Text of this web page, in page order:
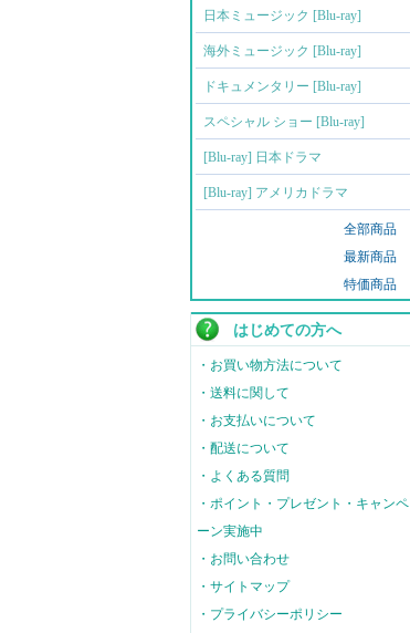
日本ミュージック [Blu-ray]
海外ミュージック [Blu-ray]
ドキュメンタリー [Blu-ray]
スペシャル ショー [Blu-ray]
[Blu-ray] 日本ドラマ
[Blu-ray] アメリカドラマ
全部商品
最新商品
特価商品
はじめての方へ
・お買い物方法について
・送料に関して
・お支払いについて
・配送について
・よくある質問
・ポイント・プレゼント・キャンペ
ーン実施中
・お問い合わせ
・サイトマップ
・プライバシーポリシー